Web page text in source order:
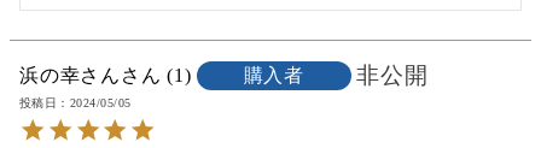
浜の幸さん 1 購入者 非公開
投稿日 2024/05/05